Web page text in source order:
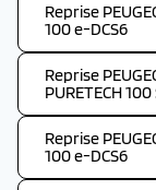
Reprise
100 e-DCS6
Reprise
PURETECH
Reprise
100 e-DCS6